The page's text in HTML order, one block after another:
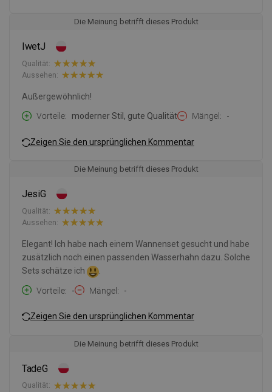
Die Meinung betrifft dieses Produkt
IwetJ
Qualität:
Aussehen:
Außergewöhnlich!
Vorteile
moderner Stil, gute Qualität Mängel -
Zeigen Sie den ursprünglichen Kommentar
Die Meinung betrifft dieses Produkt
JesiG
Qualität:
Aussehen:
Elegant! Ich habe nach einem Wannenset gesucht und habe
zusätzlich noch einen passenden Wasserhahn dazu. Solche
Sets schätze ich
.
Vorteile - Mängel -
Zeigen Sie den ursprünglichen Kommentar
Die Meinung betrifft dieses Produkt
TadeG
Qualität: